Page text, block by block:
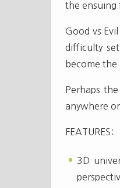
the ensuing
Good vs
difficulty
become the
Perhaps
anywhere
FEATURES:
3D